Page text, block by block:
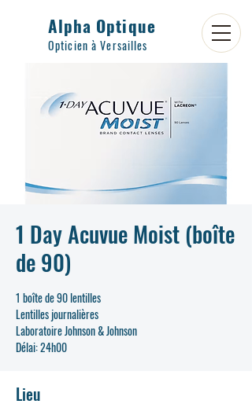
Alpha Optique
Opticien à Versailles
1 Day Acuvue Moist (boîte
de 90)
1 boîte de 90 lentilles
Lentilles journalières
Laboratoire Johnson & Johnson
Délai: 24h00
Lieu